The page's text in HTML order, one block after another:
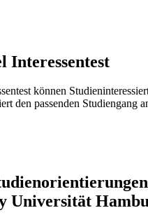
Interessentest
können
den passenden Studiengang
Universität